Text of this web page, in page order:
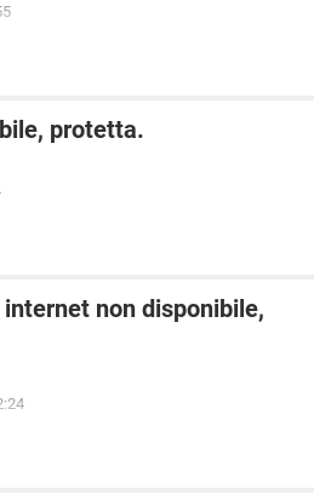
protetta.
non disponibile,